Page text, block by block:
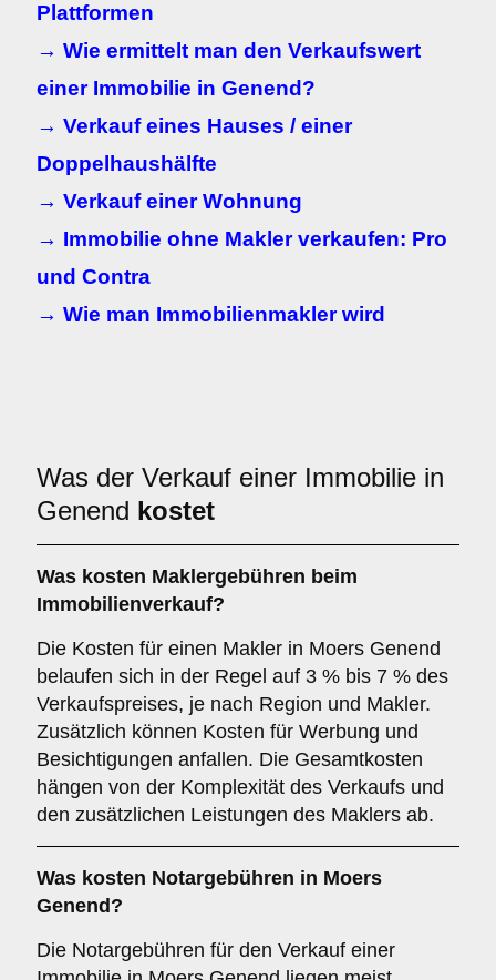
Plattformen
→ Wie ermittelt man den Verkaufswert
einer Immobilie in Genend?
→ Verkauf eines Hauses / einer
Doppelhaushälfte
→ Verkauf einer Wohnung
→ Immobilie ohne Makler verkaufen: Pro
und Contra
→ Wie man Immobilienmakler wird
Was der Verkauf einer Immobilie in
Genend kostet
Was kosten Maklergebühren beim
Immobilienverkauf?
Die Kosten für einen Makler in Moers Genend
belaufen sich in der Regel auf 3 % bis 7 % des
Verkaufspreises, je nach Region und Makler.
Zusätzlich können Kosten für Werbung und
Besichtigungen anfallen. Die Gesamtkosten
hängen von der Komplexität des Verkaufs und
den zusätzlichen Leistungen des Maklers ab.
Was kosten Notargebühren in Moers
Genend?
Die Notargebühren für den Verkauf einer